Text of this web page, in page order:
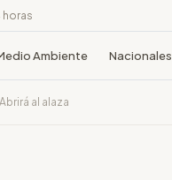
horas
Ambiente Nacionales
al alaza